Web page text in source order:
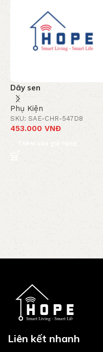
Dây sen
Phụ Kiện
SKU: SAE-CHR-547D8
453.000 VNĐ
Thêm vào giỏ hàng
Liên kết nhanh